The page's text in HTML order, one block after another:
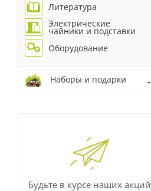
Литература
Электрические
чайники и подставки
Оборудование
Наборы и подарки
Будьте в курсе наших акций